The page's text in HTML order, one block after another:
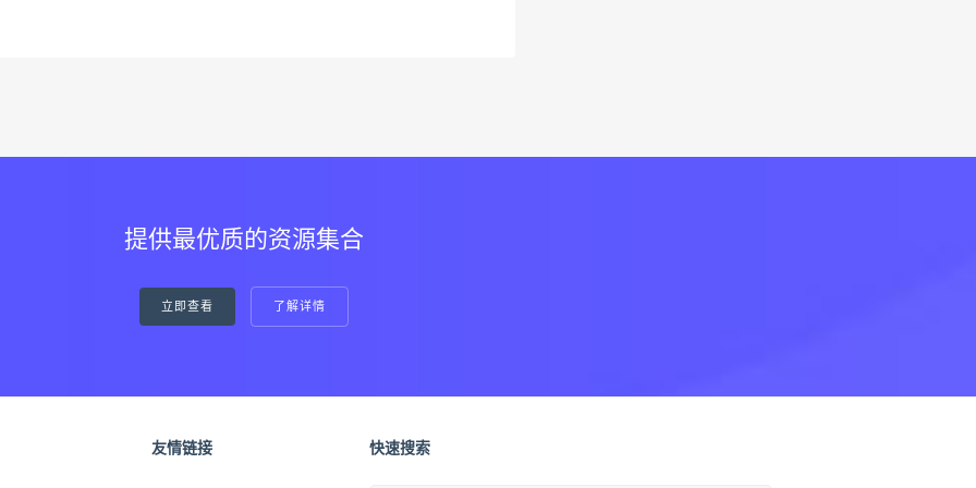
提供最优质的资源集合
立即查看 了解详情
友情链接 快速搜索